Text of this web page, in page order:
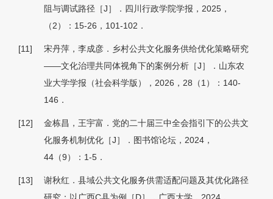
阻与调试路径［J］．四川行政学院学报，2025，
（2）：15-26，101-102．
[11]
宋丹萍，李成彦．乡村公共文化服务供给优化策略研究
——文化治理共同体视角下的案例分析［J］．山东农
业大学学报（社会科学版），2026，28（1）：140-
146．
[12]
金栋昌，王宇富．党的二十届三中全会指引下的公共文
化服务机制优化［J］．图书馆论坛，2024，
44（9）：1-5．
[13]
谢秋红．县域公共文化服务供需适配问题及其优化路径